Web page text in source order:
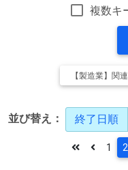
複数キ
【製造業】関
並び替え： 終了日順
1 2